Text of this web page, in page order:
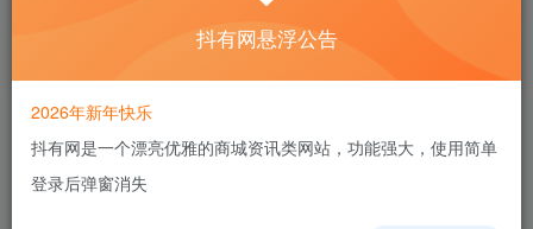
付费资源 1 打印机驱动
抖有网悬浮公告
2026年新年快乐
抖有网是一个漂亮优雅的商城资讯类网站，功能强大，使用简单
登录后弹窗消失